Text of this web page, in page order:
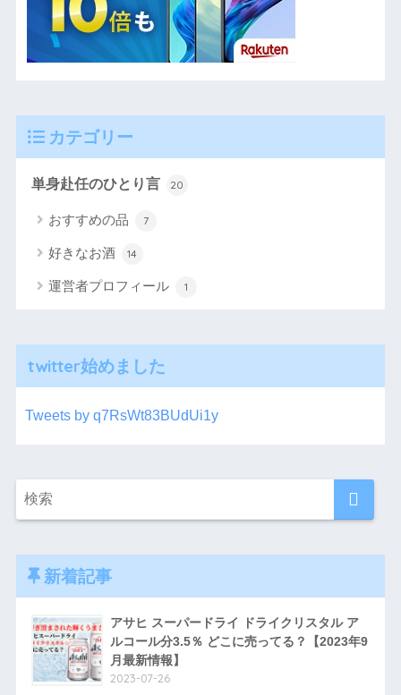
カテゴリー
単身赴任のひとり言 20
おすすめの品 7
好きなお酒 14
運営者プロフィール 1
twitter始めました
Tweets by q7RsWt83BUdUi1y
新着記事
アサヒ スーパードライ ドライクリスタル ア
ルコール分3.5％ どこに売ってる？【2023年9
月最新情報】
2023-07-26